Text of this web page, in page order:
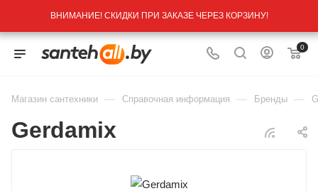
ВНИМАНИЕ! СКИДКИ ПРИ ЗАКАЗЕ ЧЕРЕЗ КОРЗИНУ!
0
Магазин сантехники — Справочная информация — Бренды —
Gerdamix